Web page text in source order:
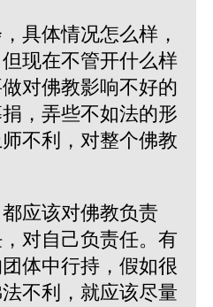
具体情况怎么样，
现在不管开什么样
对佛教影响不好的
，弄些不如法的形
不利，对整个佛教
应该对佛教负责
对自己负责任。有
体中行持，假如很
不利，就应该尽量